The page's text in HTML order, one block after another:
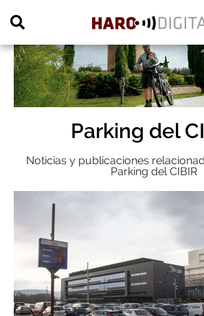
Parking del
Noticias y publicaciones
Parking del CIBIR